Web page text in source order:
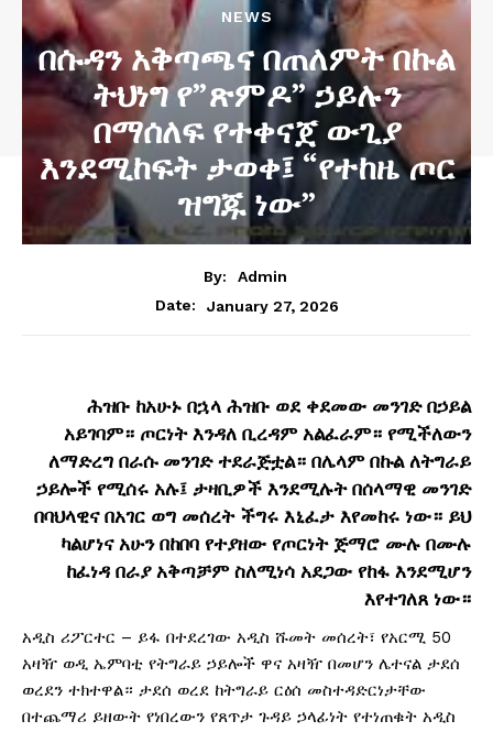
NEWS
በሱዳን አቅጣጫና በጠለምት በኩል
ትህነግ የ”ጽምዶ” ኃይሉን
በማሰለፍ የተቀናጀ ውጊያ
እንደሚከፍት ታወቀ፤ “የተከዜ ጦር
ዝግጁ ነው”
By:
Admin
Date:
January 27, 2026
ሕዝቡ ከአሁኑ በኋላ ሕዝቡ ወደ ቀደመው መንገድ በኃይል
አይገባም። ጦርነት እንዳለ ቢረዳም አልፈራም። የሚችለውን
ለማድረግ በራሱ መንገድ ተደራጅቷል። በሌላም በኩል ለትግራይ
ኃይሎች የሚሰሩ አሉ፤ ታዛቢዎች እንደሚሉት በሰላማዊ መንገድ
በባህላዊና በአገር ወግ መሰረት ችግሩ እኒፈታ እየመከሩ ነው። ይህ
ካልሆነና አሁን በከበባ የተያዘው የጦርነት ጅማሮ ሙሉ በሙሉ
ከፈነዳ በራያ አቅጣቻም ስለሚነሳ አደጋው የከፋ እንደሚሆን
እየተገለጸ ነው።
አዲስ ሪፖርተር – ይፋ በተደረገው አዲስ ሹመት መሰረት፣ የአርሚ 50
አዛዥ ወዲ ኤምባቲ የትግራይ ኃይሎች ዋና አዛዥ በመሆን ሌተናል ታደሰ
ወረደን ተክተዋል። ታደሰ ወረደ ከትግራይ ርዕሰ መስተዳድርነታቸው
በተጨማሪ ይዘውት የነበረውን የጸጥታ ጉዳይ ኃላፊነት የተነጠቁት አዲስ